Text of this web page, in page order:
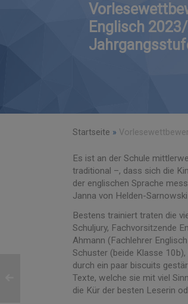
Englisch
Startseite »
Es ist an der Schule
traditional –, dass sich die
der englischen Sprache
Janna von Helden-
Bestens trainiert traten die
Schuljury, Fachvorsitzende
Ahmann (Fachlehrer
Schuster (beide Klasse
durch ein paar biscuits
Texte, welche sie mit viel
die Kür der besten Leserin